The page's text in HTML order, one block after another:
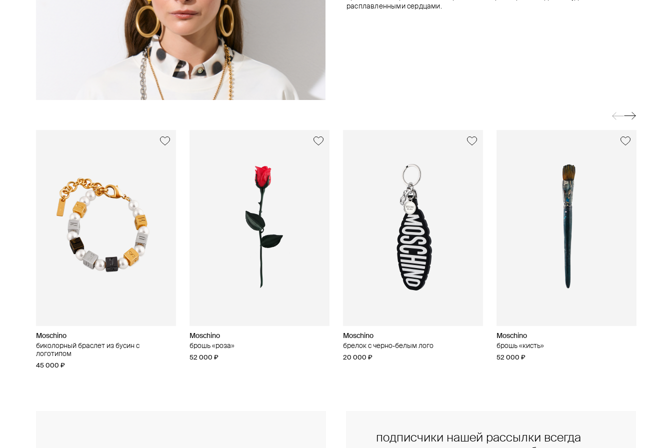
расплавленными сердцами.
Moschino
биколорный браслет из бусин с
логотипом
45 000 ₽
Moschino
брошь «роза»
52 000 ₽
Moschino
брелок с черно-белым лого
20 000 ₽
Moschino
брошь «кисть»
52 000 ₽
Moschino
кольцо «сердце»
37 000 ₽
Moschino
асимметричные серьги из бусин
42 000 ₽
Moschino
брелок с кошельком
47 000 ₽
подписчики нашей рассылки всегда